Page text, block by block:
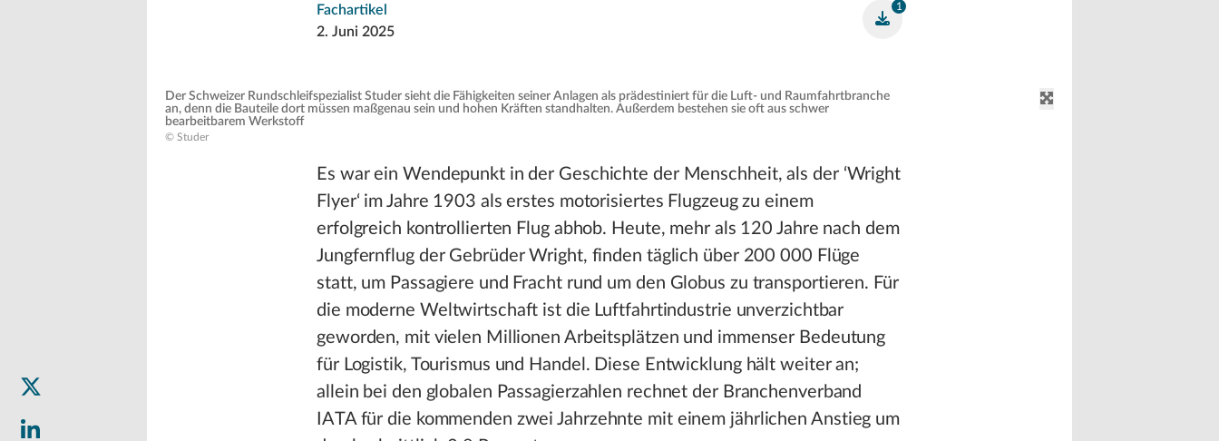
Fachartikel
2. Juni 2025
1
Der Schweizer Rundschleifspezialist Studer sieht die Fähigkeiten seiner Anlagen als prädestiniert für die Luft- und Raumfahrtbranche
an, denn die Bauteile dort müssen maßgenau sein und hohen Kräften standhalten. Außerdem bestehen sie oft aus schwer
bearbeitbarem Werkstoff
© Studer
Es war ein Wendepunkt in der Geschichte der Menschheit, als der ‘Wright
Flyer‘ im Jahre 1903 als erstes motorisiertes Flugzeug zu einem
erfolgreich kontrollierten Flug abhob. Heute, mehr als 120 Jahre nach dem
Jungfernflug der Gebrüder Wright, finden täglich über 200 000 Flüge
statt, um Passagiere und Fracht rund um den Globus zu transportieren. Für
die moderne Weltwirtschaft ist die Luftfahrtindustrie unverzichtbar
geworden, mit vielen Millionen Arbeitsplätzen und immenser Bedeutung
für Logistik, Tourismus und Handel. Diese Entwicklung hält weiter an;
allein bei den globalen Passagierzahlen rechnet der Branchenverband
IATA für die kommenden zwei Jahrzehnte mit einem jährlichen Anstieg um